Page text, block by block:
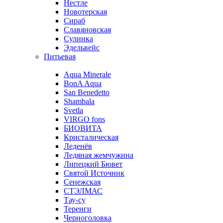
Нестле
Новотерская
Сираб
Славяновская
Сулинка
Эдельвейс
Питьевая
Aqua Minerale
BonA Aqua
San Benedetto
Shambala
Svetla
VIRGO fons
БИОВИТА
Кристалическая
Леденёв
Ледяная жемчужина
Липецкий Бювет
Святой Источник
Сенежская
СТЭЛМАС
Тау-су
Теренги
Черноголовка